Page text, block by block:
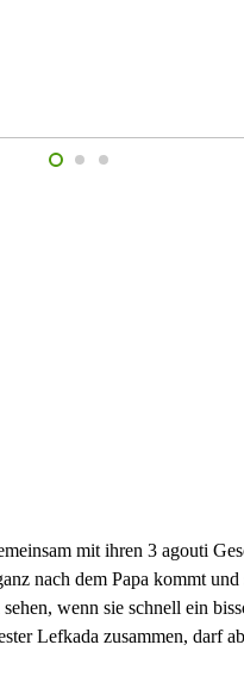
mit ihren 3 agouti
nach dem Papa kommt
wenn sie schnell ein
Lefkada zusammen, darf